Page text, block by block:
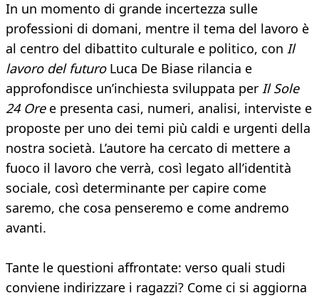
In un momento di grande incertezza sulle
professioni di domani, mentre il tema del lavoro è
al centro del dibattito culturale e politico, con Il
lavoro del futuro Luca De Biase rilancia e
approfondisce un’inchiesta sviluppata per Il Sole
24 Ore e presenta casi, numeri, analisi, interviste e
proposte per uno dei temi più caldi e urgenti della
nostra società. L’autore ha cercato di mettere a
fuoco il lavoro che verrà, così legato all’identità
sociale, così determinante per capire come
saremo, che cosa penseremo e come andremo
avanti.
Tante le questioni affrontate: verso quali studi
conviene indirizzare i ragazzi? Come ci si aggiorna